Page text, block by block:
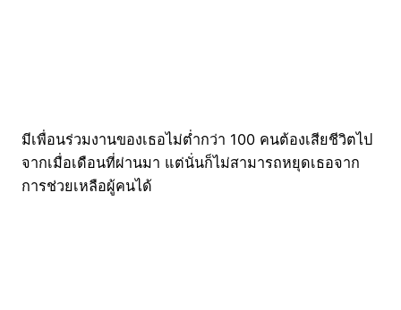
มีเพื่อนร่วมงานของเธอไม่ต่ำกว่า 100 คนต้องเสียชีวิตไป
จากเมื่อเดือนที่ผ่านมา แต่นั่นก็ไม่สามารถหยุดเธอจาก
การช่วยเหลือผู้คนได้